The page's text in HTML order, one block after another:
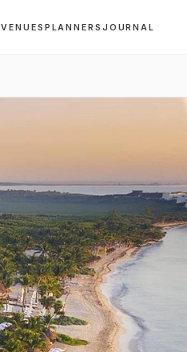
VENUES PLANNERS JOURNAL